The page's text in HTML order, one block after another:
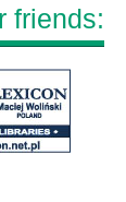
friends: